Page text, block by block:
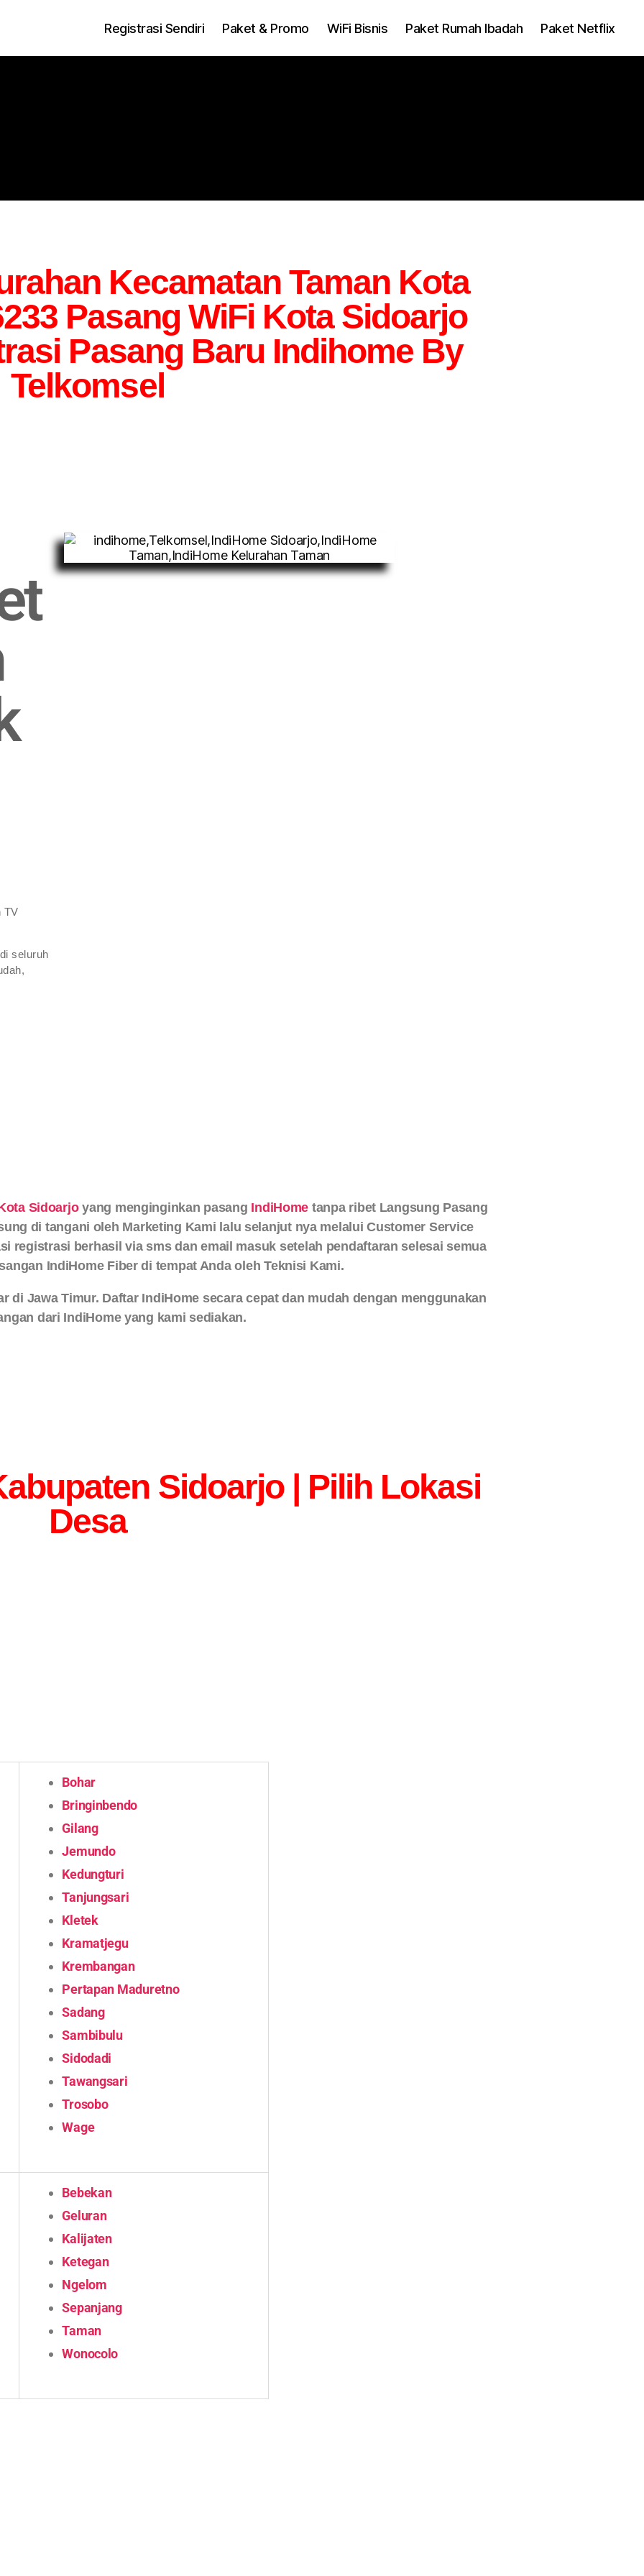
Registrasi Sendiri Paket & Promo WiFi Bisnis Paket Rumah Ibadah Paket Netflix
Kecamatan Taman Kota
Pasang WiFi Kota Sidoarjo
Pasang Baru Indihome By
Telkomsel
TV
seluruh
Sidoarjoyang menginginkan pasang IndiHome tanpa ribet Langsung Pasang
di tangani oleh Marketing Kami lalu selanjut nya melalui Customer Service
registrasi berhasil via sms dan email masuk setelah pendaftaran selesai semua
IndiHome Fiber di tempat Anda oleh Teknisi Kami.
di Jawa Timur. Daftar IndiHome secara cepat dan mudah dengan menggunakan
dari IndiHome yang kami sediakan.
Sidoarjo | Pilih Lokasi
Desa
Bohar
Bringinbendo
Gilang
Jemundo
Kedungturi
Tanjungsari
Kletek
Kramatjegu
Krembangan
Pertapan Maduretno
Sadang
Sambibulu
Sidodadi
Tawangsari
Trosobo
Wage
Bebekan
Geluran
Kalijaten
Ketegan
Ngelom
Sepanjang
Taman
Wonocolo